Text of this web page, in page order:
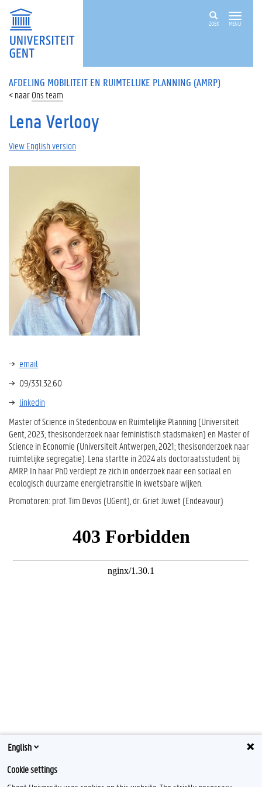
ZOEK MENU
AFDELING MOBILITEIT EN RUIMTELIJKE PLANNING (AMRP)
Ons team
Lena Verlooy
View English version
email
09/331.32.60
linkedin
Master of Science in Stedenbouw en Ruimtelijke Planning (Universiteit
Gent, 2023; thesisonderzoek naar feministisch stadsmaken) en Master of
Science in Economie (Universiteit Antwerpen, 2021; thesisonderzoek naar
ruimtelijke segregatie). Lena startte in 2024 als doctoraatsstudent bij
AMRP. In haar PhD verdiept ze zich in onderzoek naar een sociaal en
ecologisch duurzame energietransitie in kwetsbare wijken.
Promotoren: prof. Tim Devos (UGent), dr. Griet Juwet (Endeavour)
English
Cookie settings